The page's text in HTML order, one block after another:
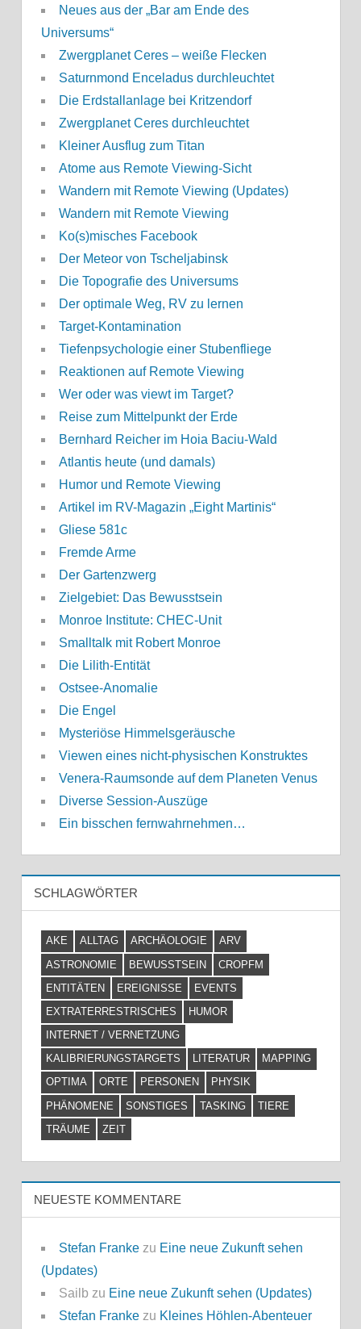
Neues aus der „Bar am Ende des
Universums“
Zwergplanet Ceres – weiße Flecken
Saturnmond Enceladus durchleuchtet
Die Erdstallanlage bei Kritzendorf
Zwergplanet Ceres durchleuchtet
Kleiner Ausflug zum Titan
Atome aus Remote Viewing-Sicht
Wandern mit Remote Viewing (Updates)
Wandern mit Remote Viewing
Ko(s)misches Facebook
Der Meteor von Tscheljabinsk
Die Topografie des Universums
Der optimale Weg, RV zu lernen
Target-Kontamination
Tiefenpsychologie einer Stubenfliege
Reaktionen auf Remote Viewing
Wer oder was viewt im Target?
Reise zum Mittelpunkt der Erde
Bernhard Reicher im Hoia Baciu-Wald
Atlantis heute (und damals)
Humor und Remote Viewing
Artikel im RV-Magazin „Eight Martinis“
Gliese 581c
Fremde Arme
Der Gartenzwerg
Zielgebiet: Das Bewusstsein
Monroe Institute: CHEC-Unit
Smalltalk mit Robert Monroe
Die Lilith-Entität
Ostsee-Anomalie
Die Engel
Mysteriöse Himmelsgeräusche
Viewen eines nicht-physischen Konstruktes
Venera-Raumsonde auf dem Planeten Venus
Diverse Session-Auszüge
Ein bisschen fernwahrnehmen…
SCHLAGWÖRTER
AKE ALLTAG ARCHÄOLOGIE
ARV
ASTRONOMIE
BEWUSSTSEIN
CROPFM
ENTITÄTEN
EREIGNISSE
EVENTS
EXTRATERRESTRISCHES
HUMOR
INTERNET / VERNETZUNG
KALIBRIERUNGSTARGETS
LITERATUR
MAPPING
OPTIMA
ORTE PERSONEN
PHYSIK
PHÄNOMENE
SONSTIGES TASKING
TIERE
TRÄUME
ZEIT
NEUESTE KOMMENTARE
Stefan Frankezu Eine neue Zukunft sehen
(Updates)
Sailb zu Eine neue Zukunft sehen (Updates)
Stefan Frankezu Kleines Höhlen-Abenteuer